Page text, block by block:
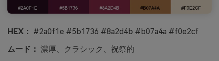
HEX： #2a0f1e #5b1736 #8a2d4b #b07a4a #f0e2cf
ムード： 濃厚、クラシック、祝祭的